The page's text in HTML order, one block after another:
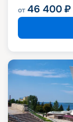
от 46 400 ₽